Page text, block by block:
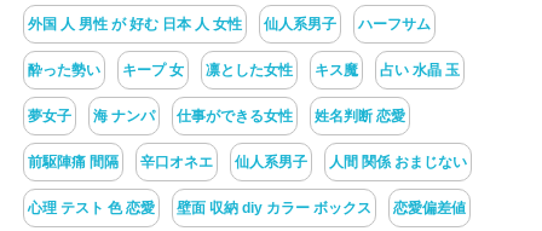
外国 人 男性 が 好む 日本 人 女性 仙人系男子 ハーフサム
酔った勢い キープ 女 凛とした女性 キス魔 占い 水晶 玉
夢女子 海 ナンパ 仕事ができる女性 姓名判断 恋愛
前駆陣痛 間隔 辛口オネエ 仙人系男子 人間 関係 おまじない
心理 テスト 色 恋愛 壁面 収納 diy カラー ボックス 恋愛偏差値